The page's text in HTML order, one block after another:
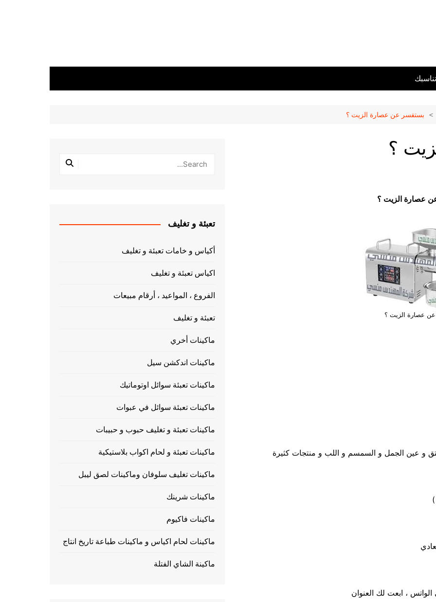
بستفسر عن عصارة الزيت ؟
؟
عصارة الزيت ؟
عصارة الزيت ؟
و عين الجمل و السمسم و اللب و منتجات كثيرة
، ابعت لك العنوان
تعبئة و تغليف
أكياس و خامات تعبئة و تغليف
اكياس تعبئة و تغليف
الفروع ، المواعيد ، أرقام مبيعات
تعبئة و تغليف
ماكينات أخري
ماكينات اندكشن سيل
ماكينات تعبئة سوائل اوتوماتيك
ماكينات تعبئة سوائل في عبوات
ماكينات تعبئة و تغليف حبوب و حبيبات
ماكينات تعبئة و لحام اكواب بلاستيكية
ماكينات تغليف سلوفان وماكينات لصق ليبل
ماكينات شرينك
ماكينات فاكيوم
ماكينات لحام اكياس و ماكينات طباعة تاريخ انتاج
ماكينة الشاي الفتلة